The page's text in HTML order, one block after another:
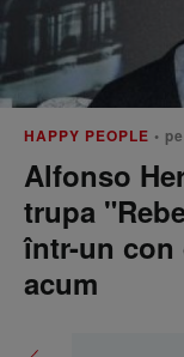
HAPPY PEOPLE •
Alfonso
trupa
într-un con
acum